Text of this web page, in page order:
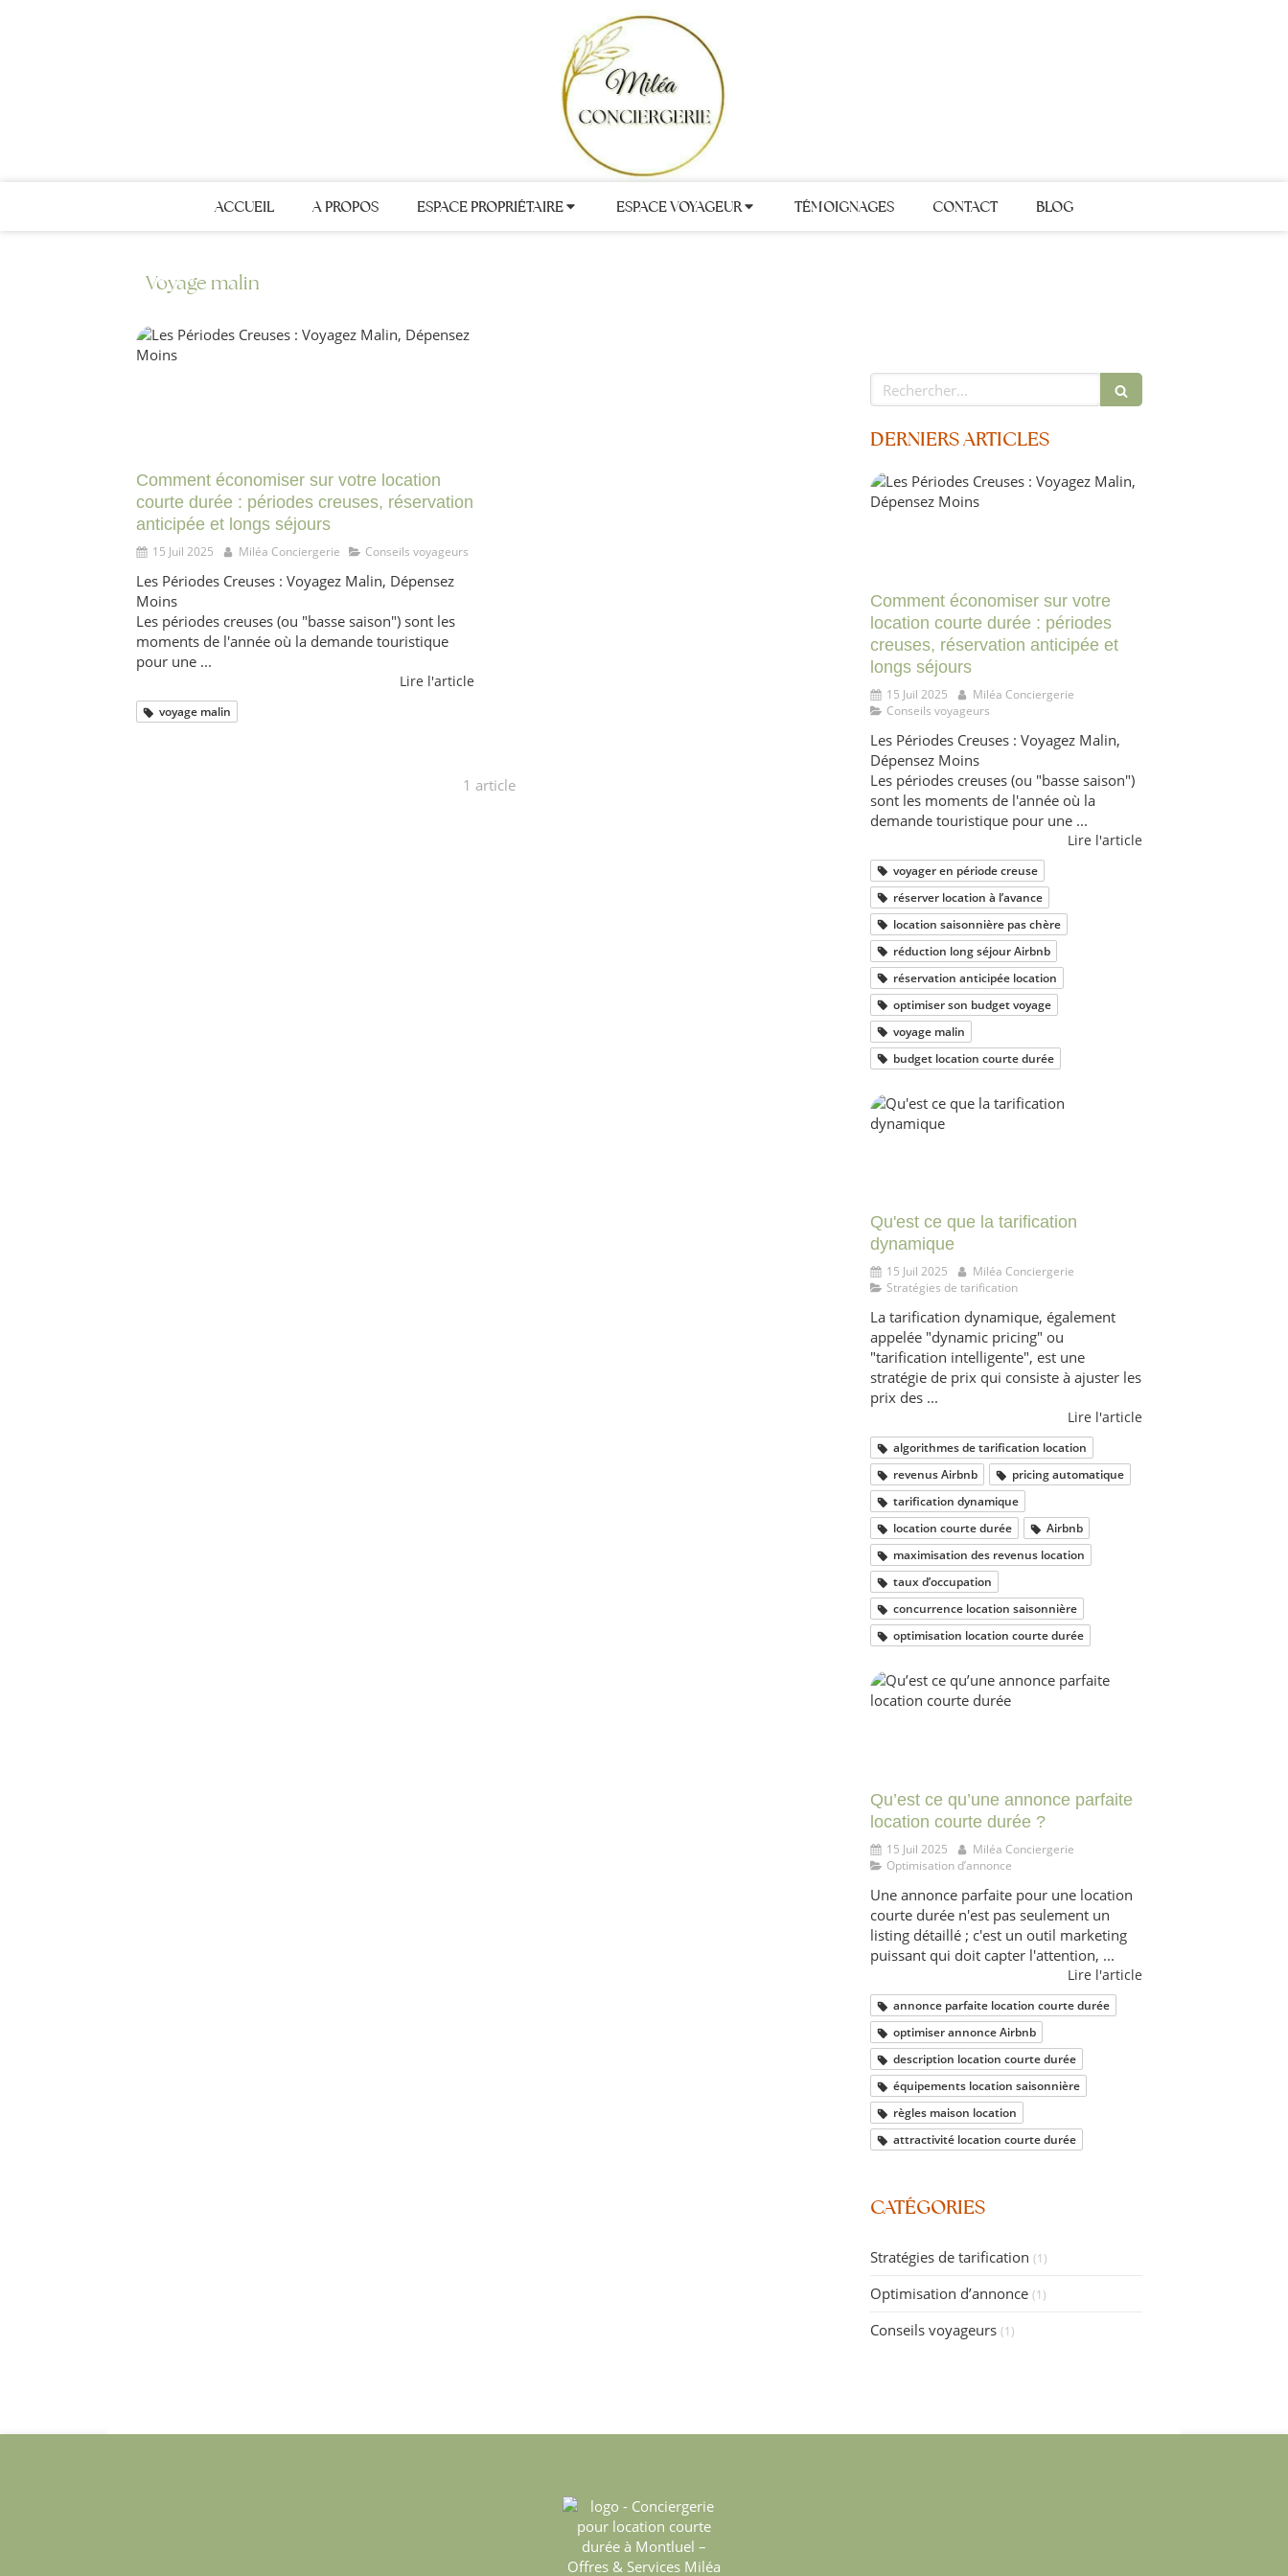
ACCUEIL A PROPOS ESPACE PROPRIÉTAIRE ESPACE VOYAGEUR TÉMOIGNAGES CONTACT BLOG
Voyage malin
Comment économiser sur votre location
courte durée : périodes creuses, réservation
anticipée et longs séjours
15 Juil 2025 Miléa Conciergerie Conseils voyageurs
Les Périodes Creuses : Voyagez Malin, Dépensez
Moins
Les périodes creuses (ou "basse saison") sont les
moments de l'année où la demande touristique
pour une ...
Lire l'article
voyage malin
1 article
Rechercher
DERNIERS ARTICLES
Comment économiser sur votre
location courte durée : périodes
creuses, réservation anticipée et
longs séjours
15 Juil 2025
Miléa Conciergerie
Conseils voyageurs
Les Périodes Creuses : Voyagez Malin,
Dépensez Moins
Les périodes creuses (ou "basse saison")
sont les moments de l'année où la
demande touristique pour une ...
Lire l'article
voyager en période creuse
réserver location à l’avance
location saisonnière pas chère
réduction long séjour Airbnb
réservation anticipée location
optimiser son budget voyage
voyage malin
budget location courte durée
Qu'est ce que la tarification
dynamique
15 Juil 2025
Miléa Conciergerie
Stratégies de tarification
La tarification dynamique, également
appelée "dynamic pricing" ou
"tarification intelligente", est une
stratégie de prix qui consiste à ajuster les
prix des ...
Lire l'article
algorithmes de tarification location
revenus Airbnb
pricing automatique
tarification dynamique
location courte durée
Airbnb
maximisation des revenus location
taux d’occupation
concurrence location saisonnière
optimisation location courte durée
Qu’est ce qu’une annonce parfaite
location courte durée ?
15 Juil 2025
Miléa Conciergerie
Optimisation d’annonce
Une annonce parfaite pour une location
courte durée n'est pas seulement un
listing détaillé ; c'est un outil marketing
puissant qui doit capter l'attention, ...
Lire l'article
annonce parfaite location courte durée
optimiser annonce Airbnb
description location courte durée
équipements location saisonnière
règles maison location
attractivité location courte durée
CATÉGORIES
Stratégies de tarification (1)
Optimisation d’annonce (1)
Conseils voyageurs (1)